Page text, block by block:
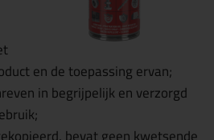
en de toepassing ervan;
in begrijpelijk en verzorgd